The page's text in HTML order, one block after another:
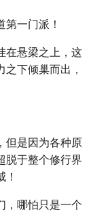
一门派！
在悬梁之上，这
下倾巢而出，
但是因为各种原
脱于整个修行界
，哪怕只是一个